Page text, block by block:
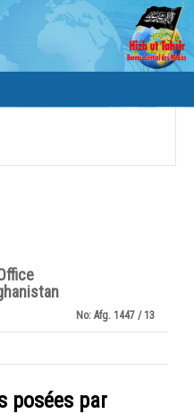
No: Afg. 1447 / 13
posées par